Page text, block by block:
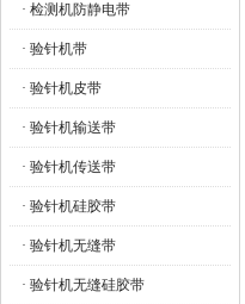
· 检测机防静电带
· 验针机带
· 验针机皮带
· 验针机输送带
· 验针机传送带
· 验针机硅胶带
· 验针机无缝带
· 验针机无缝硅胶带